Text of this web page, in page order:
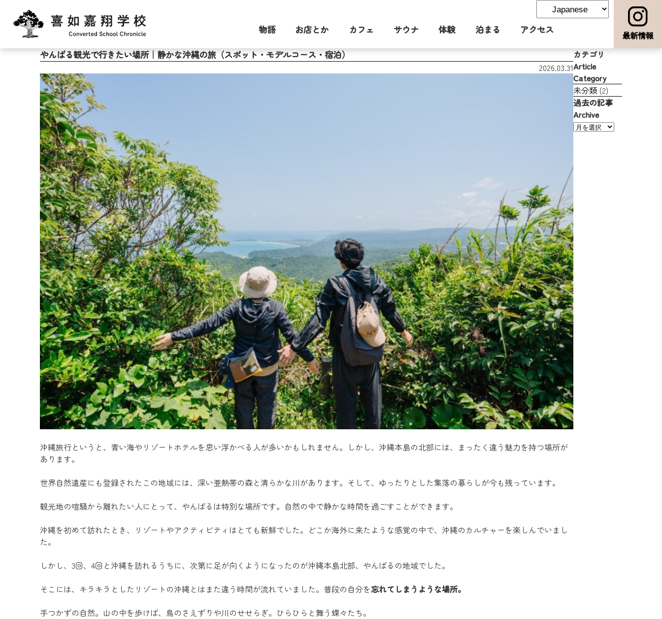
物語 お店とか カフェ サウナ 体験 泊まる アクセス
最新情報
やんばる観光で行きたい場所｜静かな沖縄の旅（スポット・モデルコース・宿泊）
2026.03.31
沖縄旅行というと、青い海やリゾートホテルを思い浮かべる人が多いかもしれません。しかし、沖縄本島の北部には、まったく違う魅力を持つ場所が
あります。
世界自然遺産にも登録されたこの地域には、深い亜熱帯の森と清らかな川があります。そして、ゆったりとした集落の暮らしが今も残っています。
観光地の喧騒から離れたい人にとって、やんばるは特別な場所です。自然の中で静かな時間を過ごすことができます。
沖縄を初めて訪れたとき、リゾートやアクティビティはとても新鮮でした。どこか海外に来たような感覚の中で、沖縄のカルチャーを楽しんでいまし
た。
しかし、3回、4回と沖縄を訪れるうちに、次第に足が向くようになったのが沖縄本島北部、やんばるの地域でした。
そこには、キラキラとしたリゾートの沖縄とはまた違う時間が流れていました。普段の自分を忘れてしまうような場所。
手つかずの自然。山の中を歩けば、鳥のさえずりや川のせせらぎ。ひらひらと舞う蝶々たち。
カテゴリ
Article
Category
未分類 (2)
過去の記事
Archive